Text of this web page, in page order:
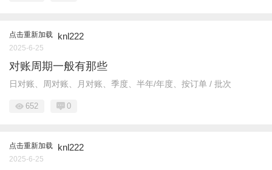
点击重新加载 knl222
2025-6-25
对账周期一般有那些
日对账、周对账、月对账、季度、半年/年度、按订单 / 批次
652 0
点击重新加载 knl222
2025-6-25